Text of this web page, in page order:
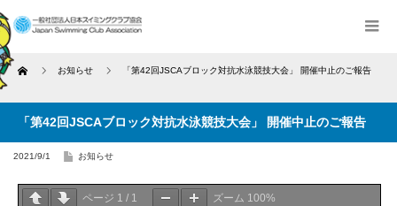
Home お知らせ 「第42回JSCAブロック対抗水泳競技大会」 開催中止のご報告
「第42回JSCAブロック対抗水泳競技大会」 開催中止のご報告
2021/9/1 お知らせ
ページ 1 / 1 ズーム 100%